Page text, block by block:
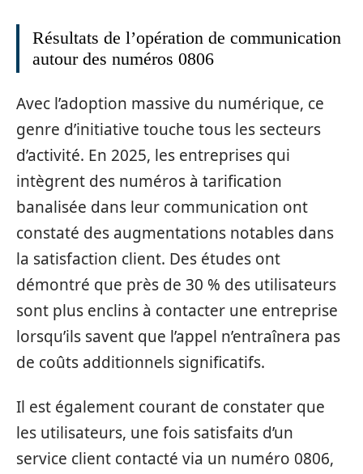
Résultats de l’opération de communication
autour des numéros 0806
Avec l’adoption massive du numérique, ce
genre d’initiative touche tous les secteurs
d’activité. En 2025, les entreprises qui
intègrent des numéros à tarification
banalisée dans leur communication ont
constaté des augmentations notables dans
la satisfaction client. Des études ont
démontré que près de 30 % des utilisateurs
sont plus enclins à contacter une entreprise
lorsqu’ils savent que l’appel n’entraînera pas
de coûts additionnels significatifs.
Il est également courant de constater que
les utilisateurs, une fois satisfaits d’un
service client contacté via un numéro 0806,